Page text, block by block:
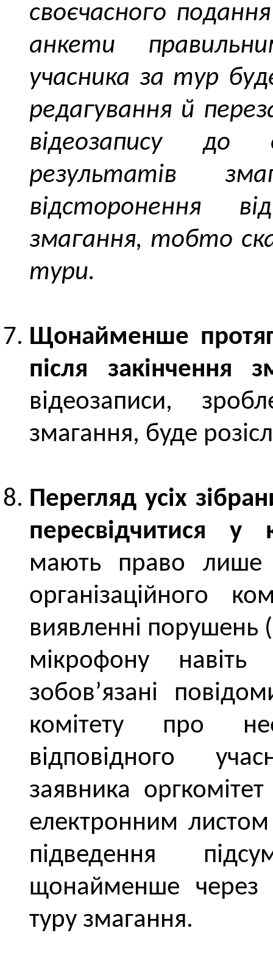
своєчасного
анкети
учасника за тур
редагування й
відеозапису до
результатів
відсторонення
змагання, тобто
тури.
Щонайменше
після закінчення
відеозаписи,
змагання, буде
Перегляд усіх
пересвідчитися у
мають право лише
організаційного
виявленні порушень
мікрофону
зобов’язані
комітету про
відповідного
заявника
електронним
підведення
щонайменше через
туру змагання.